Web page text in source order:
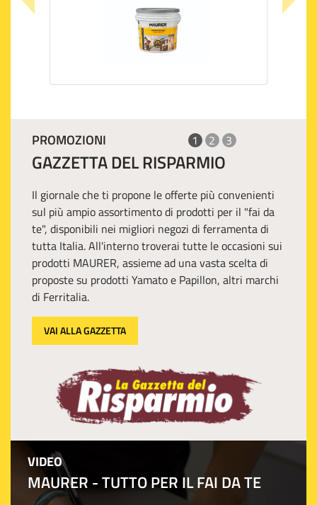
PROMOZIONI 1 2 3
GAZZETTA DEL RISPARMIO
Il giornale che ti propone le offerte più convenienti
sul più ampio assortimento di prodotti per il "fai da
te", disponibili nei migliori negozi di ferramenta di
tutta Italia. All'interno troverai tutte le occasioni sui
prodotti MAURER, assieme ad una vasta scelta di
proposte su prodotti Yamato e Papillon, altri marchi
di Ferritalia.
VAI ALLA GAZZETTA
VIDEO
MAURER - TUTTO PER IL FAI DA TE